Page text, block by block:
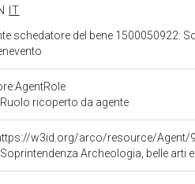
IT
schedatore del bene 1500050922:
Ruolo ricoperto da agente
w3id.org/arco/resource/Agent/
Soprintendenza Archeologia, belle arti